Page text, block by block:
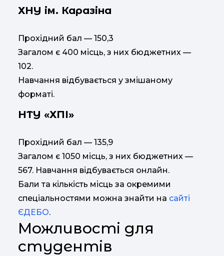
ХНУ ім. Каразіна
Прохідний бал — 150,3
Загалом є 400 місць, з них бюджетних —
102.
Навчання відбувається у змішаному
форматі.
НТУ «ХПІ»
Прохідний бал — 135,9
Загалом є 1050 місць, з них бюджетних —
567. Навчання відбувається онлайн.
Бали та кількість місць за окремими
спеціальностями можна знайти на сайті
ЄДЕБО.
Можливості для
студентів